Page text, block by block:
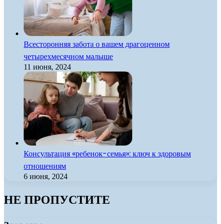
Всесторонняя забота о вашем драгоценном
четырехмесячном малыше
11 июня, 2024
Консультация «ребенок-семья»: ключ к здоровым
отношениям
6 июня, 2024
НЕ ПРОПУСТИТЕ